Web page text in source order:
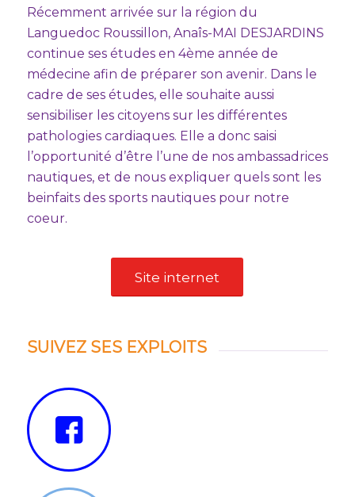
Récemment arrivée sur la région du
Languedoc Roussillon, Anaîs-MAI DESJARDINS
continue ses études en 4ème année de
médecine afin de préparer son avenir. Dans le
cadre de ses études, elle souhaite aussi
sensibiliser les citoyens sur les différentes
pathologies cardiaques. Elle a donc saisi
l’opportunité d’être l’une de nos ambassadrices
nautiques, et de nous expliquer quels sont les
beinfaits des sports nautiques pour notre
coeur.
Site internet
SUIVEZ SES EXPLOITS